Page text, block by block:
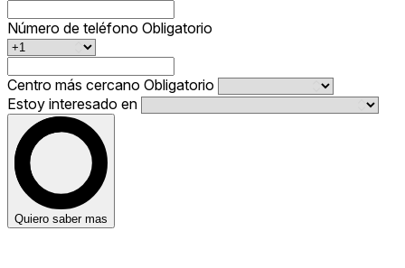
Número de teléfono Obligatorio
Centro más cercano Obligatorio
Estoy interesado en
Quiero saber mas